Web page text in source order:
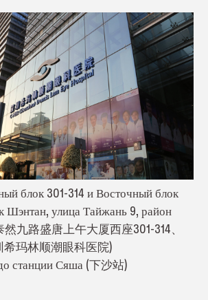
блок 301-314 и Восточный блок
Шэнтан, улица Тайжань 9, район
九路盛唐上午大厦西座301-314、
玛林顺潮眼科医院)
станции Сяша (下沙站)